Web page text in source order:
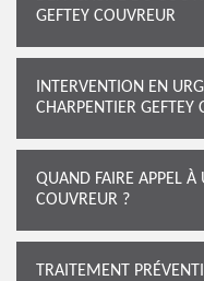
GEFTEY COUVREUR
INTERVENTION EN
CHARPENTIER GEFTEY
QUAND FAIRE APPEL À
COUVREUR ?
TRAITEMENT